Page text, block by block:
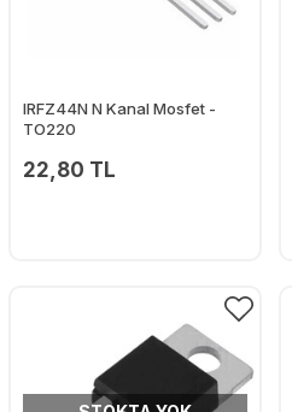
IRFZ44N N Kanal Mosfet -
TO220
22,80 TL